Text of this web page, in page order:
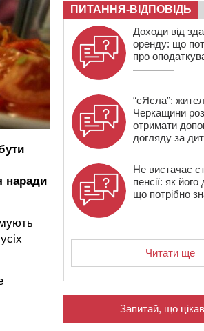
наради
ПИТАННЯ-ВІДПОВІДЬ
Доходи від
оренду: що
про
“єЯсла”:
Черкащини
отримати
догляду за
Не вистачає
пенсії: як
що потрібно
Читати ще
Запитай, що